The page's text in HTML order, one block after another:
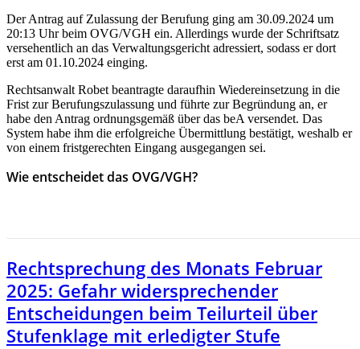
Der Antrag auf Zulassung der Berufung ging am 30.09.2024 um
20:13 Uhr beim OVG/VGH ein. Allerdings wurde der Schriftsatz
versehentlich an das Verwaltungsgericht adressiert, sodass er dort
erst am 01.10.2024 einging.
Rechtsanwalt Robet beantragte daraufhin Wiedereinsetzung in die
Frist zur Berufungszulassung und führte zur Begründung an, er
habe den Antrag ordnungsgemäß über das beA versendet. Das
System habe ihm die erfolgreiche Übermittlung bestätigt, weshalb er
von einem fristgerechten Eingang ausgegangen sei.
Wie entscheidet das OVG/VGH?
Rechtsprechung des Monats Februar
2025: Gefahr widersprechender
Entscheidungen beim Teilurteil über
Stufenklage mit erledigter Stufe